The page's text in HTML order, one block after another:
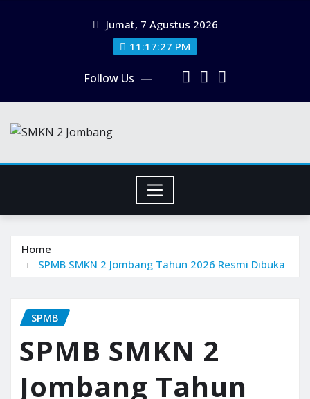
Jumat, 7 Agustus 2026
11:17:28 PM
Follow Us
Home
SPMB SMKN 2 Jombang Tahun 2026 Resmi Dibuka
SPMB
SPMB SMKN 2
Jombang Tahun